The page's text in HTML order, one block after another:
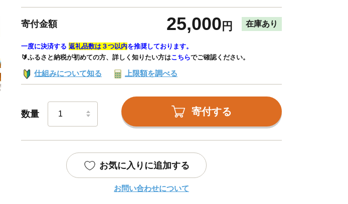
寄付金額 25,000 円 在庫あり
一度に決済する 返礼品数は３つ以内を推奨しております。
🔰ふるさと納税が初めての方、詳しく知りたい方はこちらでご確認ください。
仕組みについて知る 上限額を調べる
数量 寄付する
お気に入りに追加する
お問い合わせについて